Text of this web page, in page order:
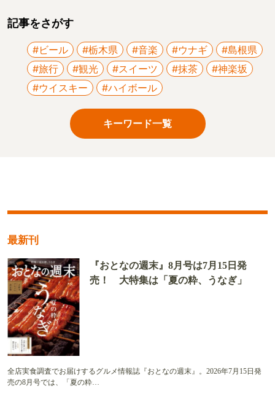
記事をさがす
#ビール #栃木県 #音楽 #ウナギ
#島根県
#旅行
#観光 #スイーツ #抹茶
#神楽坂
#ウイスキー
#ハイボール
キーワード一覧
最新刊
『おとなの週末』8月号は7月15日発
売！ 大特集は「夏の粋、うなぎ」
全店実食調査でお届けするグルメ情報誌『おとなの週末』。2026年7月15日発
売の8月号では、「夏の粋…